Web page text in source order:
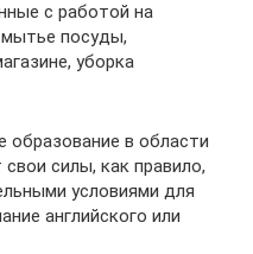
с работой на
мытье посуды,
уборка
в области
силы, как правило,
условиями для
английского или